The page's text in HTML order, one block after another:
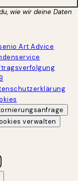
wie wir deine Daten
Art Advice
verwalten